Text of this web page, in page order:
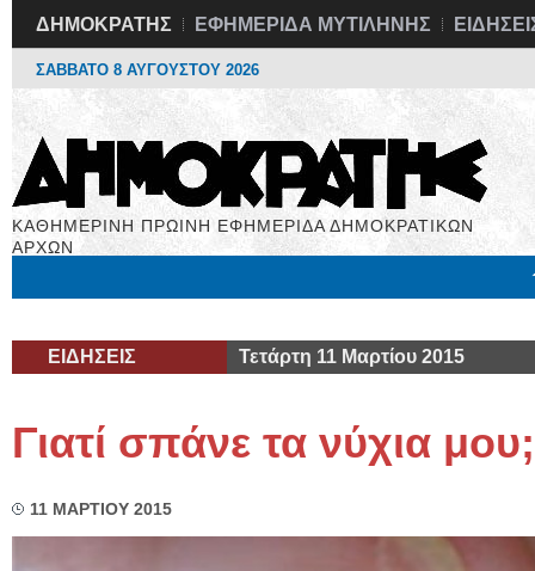
ΔΗΜΟΚΡΑΤΗΣ ΕΦΗΜΕΡΙΔΑ ΜΥΤΙΛΗΝΗΣ
ΣΑΒΒΑΤΟ 8 ΑΥΓΟΥΣΤΟΥ 2026
ΚΑΘΗΜΕΡΙΝΗ ΠΡΩΙΝΗ ΕΦΗΜΕΡΙΔΑ ΔΗΜΟΚΡΑΤΙΚΩΝ
ΑΡΧΩΝ
ΕΙΔΗΣΕΙΣ Τετάρτη 11 Μαρτίου 2015
Γιατί σπάνε τα νύχια μου;
11 ΜΑΡΤΙΟΥ 2015